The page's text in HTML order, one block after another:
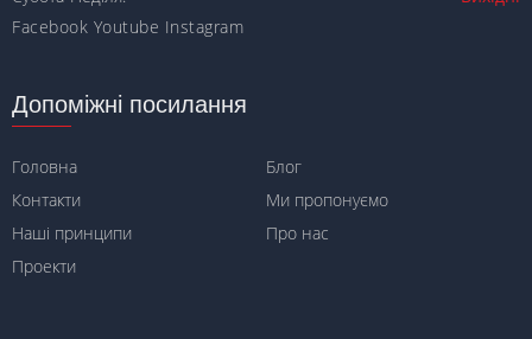
Facebook Youtube Instagram
Допоміжні посилання
Головна
Блог
Контакти
Ми пропонуємо
Наші принципи
Про нас
Проекти